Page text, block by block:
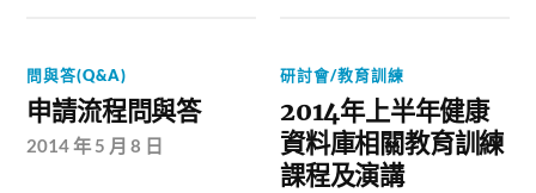
問與答(Q&A)
申請流程問與答
2014 年 5 月 8 日
研討會/教育訓練
2014年上半年健康
資料庫相關教育訓練
課程及演講